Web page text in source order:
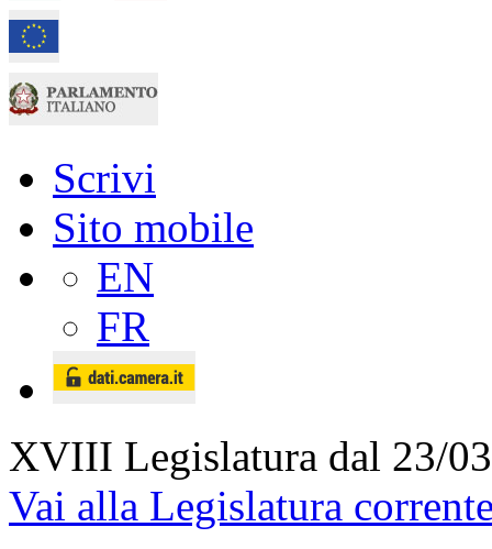
Scrivi
Sito mobile
EN
FR
XVIII Legislatura dal 23/
Vai alla Legislatura